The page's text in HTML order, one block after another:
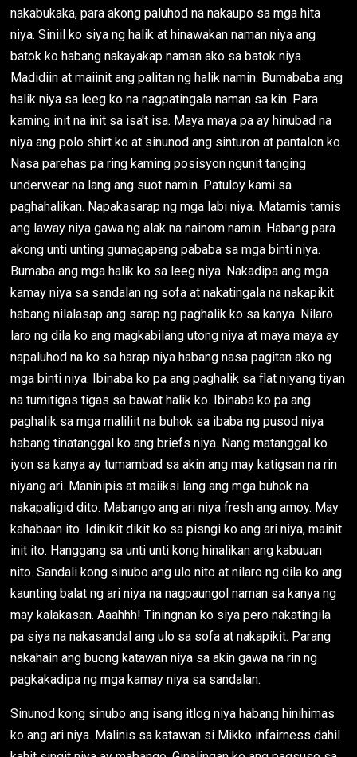
nakabukaka, para akong paluhod na nakaupo sa mga hita
niya. Siniil ko siya ng halik at hinawakan naman niya ang
batok ko habang nakayakap naman ako sa batok niya.
Madidiin at maiinit ang palitan ng halik namin. Bumababa ang
halik niya sa leeg ko na nagpatingala naman sa kin. Para
kaming init na init sa isa't isa. Maya maya pa ay hinubad na
niya ang polo shirt ko at sinunod ang sinturon at pantalon ko.
Nasa parehas pa ring kaming posisyon ngunit tanging
underwear na lang ang suot namin. Patuloy kami sa
paghahalikan. Napakasarap ng mga labi niya. Matamis tamis
ang laway niya gawa ng alak na nainom namin. Habang para
akong unti unting gumagapang pababa sa mga binti niya.
Bumaba ang mga halik ko sa leeg niya. Nakadipa ang mga
kamay niya sa sandalan ng sofa at nakatingala na nakapikit
habang nilalasap ang sarap ng paghalik ko sa kanya. Nilaro
laro ng dila ko ang magkabilang utong niya at maya maya ay
napaluhod na ko sa harap niya habang nasa pagitan ako ng
mga binti niya. Ibinaba ko pa ang paghalik sa flat niyang tiyan
na tumitigas tigas sa bawat halik ko. Ibinaba ko pa ang
paghalik sa mga maliliit na buhok sa ibaba ng pusod niya
habang tinatanggal ko ang briefs niya. Nang matanggal ko
iyon sa kanya ay tumambad sa akin ang may katigsan na rin
niyang ari. Maninipis at maiiksi lang ang mga buhok na
nakapaligid dito. Mabango ang ari niya fresh ang amoy. May
kahabaan ito. Idinikit dikit ko sa pisngi ko ang ari niya, mainit
init ito. Hanggang sa unti unti kong hinalikan ang kabuuan
nito. Sandali kong sinubo ang ulo nito at nilaro ng dila ko ang
kaunting balat ng ari niya na nagpaungol naman sa kanya ng
may kalakasan. Aaahhh! Tiningnan ko siya pero nakatingila
pa siya na nakasandal ang ulo sa sofa at nakapikit. Parang
nakahain ang buong katawan niya sa akin gawa na rin ng
pagkakadipa ng mga kamay niya sa sandalan.
Sinunod kong sinubo ang isang itlog niya habang hinihimas
ko ang ari niya. Malinis sa katawan si Mikko infairness dahil